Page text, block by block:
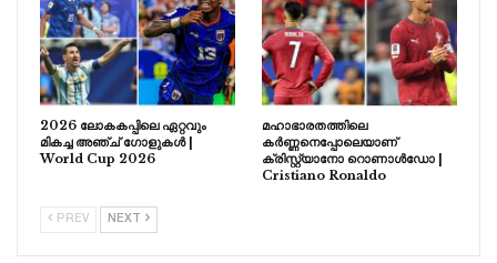
2026 ലോകകപ്പിലെ ഏറ്റവും
മികച്ച അഞ്ച് ഗോളുകൾ |
World Cup 2026
മഹാഭാരതത്തിലെ
കർണ്ണനെപ്പോലെയാണ്
ക്രിസ്റ്റ്യാനോ റൊണാൾഡോ |
Cristiano Ronaldo
PREV NEXT